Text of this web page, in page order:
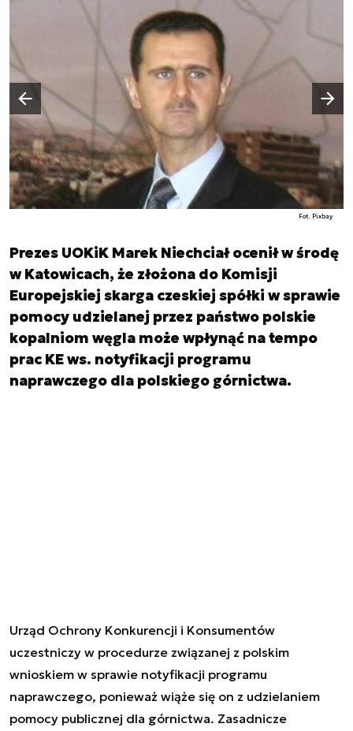
Fot. Pixbay
Poprzedni slajd
Następny slajd
Prezes UOKiK Marek Niechciał ocenił w środę
w Katowicach, że złożona do Komisji
Europejskiej skarga czeskiej spółki w sprawie
pomocy udzielanej przez państwo polskie
kopalniom węgla może wpłynąć na tempo
prac KE ws. notyfikacji programu
naprawczego dla polskiego górnictwa.
Urząd Ochrony Konkurencji i Konsumentów
uczestniczy w procedurze związanej z polskim
wnioskiem w sprawie notyfikacji programu
naprawczego, ponieważ wiąże się on z udzielaniem
pomocy publicznej dla górnictwa. Zasadnicze